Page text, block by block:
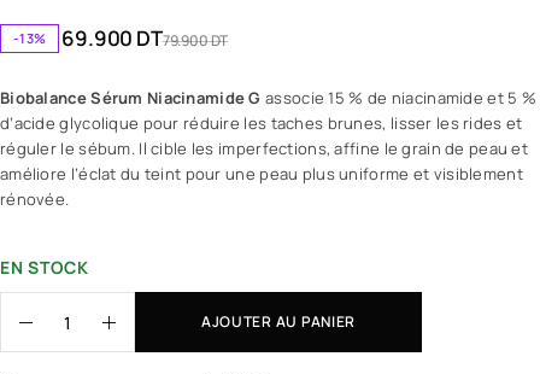
-13% 79.900DT
69.900 DT
Biobalance Sérum Niacinamide G associe 15 % de niacinamide et 5 %
d’acide glycolique pour réduire les taches brunes, lisser les rides et
réguler le sébum. Il cible les imperfections, affine le grain de peau et
améliore l’éclat du teint pour une peau plus uniforme et visiblement
rénovée.
EN STOCK
AJOUTER AU PANIER